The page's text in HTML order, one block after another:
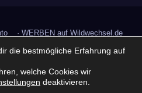
· WERBEN auf Wildwechsel.de
eintragen:
Praktikum, Ausbildung & Jobs
die bestmögliche Erfahrung auf
welche Cookies wir
deaktivieren.